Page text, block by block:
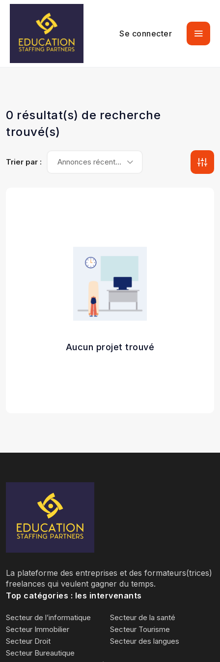
Se connecter
0 résultat(s) de recherche
trouvé(s)
Trier par : Annonces récentes
Aucun projet trouvé
La plateforme des entreprises et des formateurs(trices)
freelances qui veulent gagner du temps.
Top catégories : les intervenants
Secteur de l’informatique
Secteur de la santé
Secteur Immobilier
Secteur Tourisme
Secteur Droit
Secteur des langues
Secteur Bureautique